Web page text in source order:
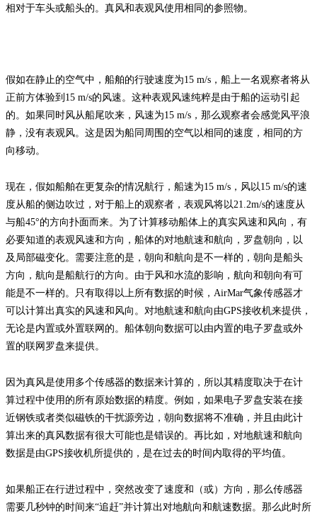
相对于车头或船头的。真风和表观风使用相同的参照物。
假如在静止的空气中，船舶的行驶速度为15 m/s，船上一名观察者将从
正前方体验到15 m/s的风速。这种表观风速纯粹是由于船的运动引起
的。如果同时风从船尾吹来，风速为15 m/s，那么观察者会感觉风平浪
静，没有表观风。这是因为船同周围的空气以相同的速度，相同的方
向移动。
现在，假如船舶在更复杂的情况航行，船速为15 m/s，风以15 m/s的速
度从船的侧边吹过，对于船上的观察者，表观风将以21.2m/s的速度从
与船45°的方向扑面而来。为了计算移动船体上的真实风速和风向，有
必要知道的表观风速和方向，船体的对地航速和航向，罗盘朝向，以
及局部磁变化。需要注意的是，朝向和航向是不一样的，朝向是船头
方向，航向是船航行的方向。由于风和水流的影响，航向和朝向有可
能是不一样的。只有取得以上所有数据的时候，AirMar气象传感器才
可以计算出真实的风速和风向。对地航速和航向由GPS接收机来提供，
无论是内置或外置联网的。船体朝向数据可以由内置的电子罗盘或外
置的联网罗盘来提供。
因为真风是使用多个传感器的数据来计算的，所以其精度取决于在计
算过程中使用的所有原始数据的精度。例如，如果电子罗盘安装在接
近钢铁或者类似磁铁的干扰源旁边，朝向数据将不准确，并且由此计
算出来的真风数据有很大可能也是错误的。再比如，对地航速和航向
数据是由GPS接收机所提供的，是在过去的时间内取得的平均值。
如果船正在行进过程中，突然改变了速度和（或）方向，那么传感器
需要几秒钟的时间来“追赶”并计算出对地航向和航速数据。那么此时所